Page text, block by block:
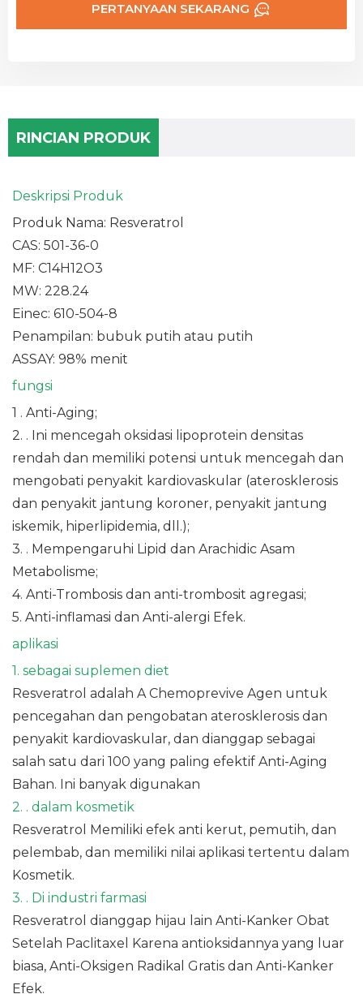
PERTANYAAN SEKARANG
RINCIAN PRODUK
Deskripsi Produk
Produk Nama: Resveratrol
CAS: 501-36-0
MF: C14H12O3
MW: 228.24
Einec: 610-504-8
Penampilan: bubuk putih atau putih
ASSAY: 98% menit
fungsi
1 . Anti-Aging;
2. . Ini mencegah oksidasi lipoprotein densitas
rendah dan memiliki potensi untuk mencegah dan
mengobati penyakit kardiovaskular (aterosklerosis
dan penyakit jantung koroner, penyakit jantung
iskemik, hiperlipidemia, dll.);
3. . Mempengaruhi Lipid dan Arachidic Asam
Metabolisme;
4. Anti-Trombosis dan anti-trombosit agregasi;
5. Anti-inflamasi dan Anti-alergi Efek.
aplikasi
1. sebagai suplemen diet
Resveratrol adalah A Chemoprevive Agen untuk
pencegahan dan pengobatan aterosklerosis dan
penyakit kardiovaskular, dan dianggap sebagai
salah satu dari 100 yang paling efektif Anti-Aging
Bahan. Ini banyak digunakan
2. . dalam kosmetik
Resveratrol Memiliki efek anti kerut, pemutih, dan
pelembab, dan memiliki nilai aplikasi tertentu dalam
Kosmetik.
3. . Di industri farmasi
Resveratrol dianggap hijau lain Anti-Kanker Obat
Setelah Paclitaxel Karena antioksidannya yang luar
biasa, Anti-Oksigen Radikal Gratis dan Anti-Kanker
Efek.